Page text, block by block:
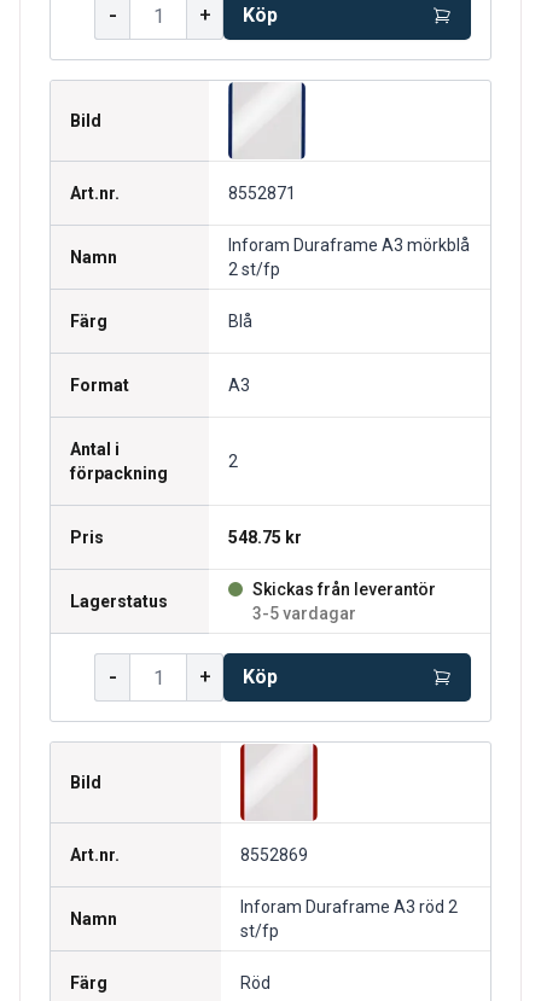
- + Köp
Bild
Art.nr. 8552871
Namn
Inforam Duraframe A3 mörkblå
2 st/fp
Färg Blå
Format A3
Antal i
förpackning
2
Pris 548.75 kr
Lagerstatus
Skickas från leverantör
3-5 vardagar
- + Köp
Bild
Art.nr. 8552869
Namn
Inforam Duraframe A3 röd 2
st/fp
Färg Röd